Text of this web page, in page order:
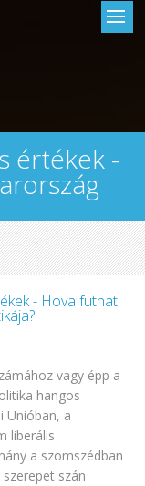
értékek -
- Hova futhat
vagy épp a
hangos
Unióban, a
liberális
a szomszédban
szán